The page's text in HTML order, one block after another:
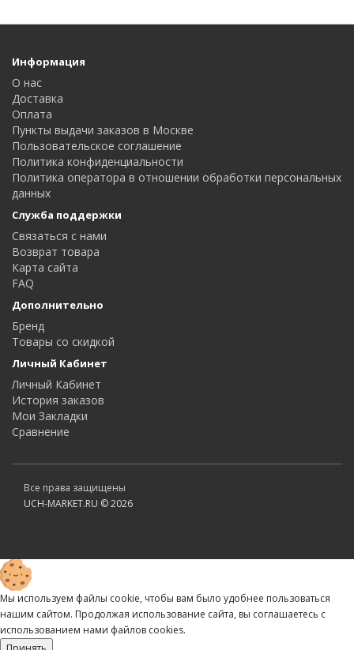
Информация
О нас
Доставка
Оплата
Пункты выдачи заказов в Москве
Пользовательское соглашение
Политика конфиденциальности
Политика оператора в отношении обработки персональных
данных
Служба поддержки
Связаться с нами
Возврат товара
Карта сайта
FAQ
Дополнительно
Бренд
Товары со скидкой
Личный Кабинет
Личный Кабинет
История заказов
Мои Закладки
Сравнение
Все права защищены
UCH-MARKET.RU © 2026
Мы используем файлы cookie, чтобы вам было удобнее пользоваться
нашим сайтом. Продолжая использование сайта, вы соглашаетесь c
использованием нами файлов cookies.